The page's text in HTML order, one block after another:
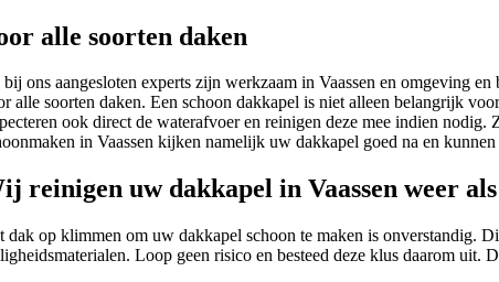
alle soorten daken
bij ons aangesloten experts zijn werkzaam in Vaassen en omgeving
alle soorten daken. Een schoon dakkapel is niet alleen belangrijk
ook direct de waterafvoer en reinigen deze mee indien
in Vaassen kijken namelijk uw dakkapel goed na en
reinigen uw dakkapel in Vaassen weer
dak op klimmen om uw dakkapel schoon te maken is onverstandig.
Loop geen risico en besteed deze klus daarom uit.